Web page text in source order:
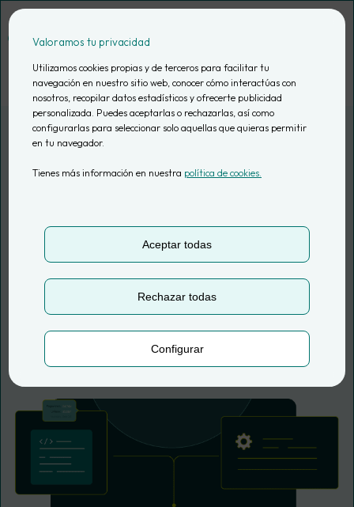
Valoramos tu privacidad
Utilizamos cookies propias y de terceros para facilitar tu
navegación en nuestro sitio web, conocer cómo interactúas con
nosotros, recopilar datos estadísticos y ofrecerte publicidad
personalizada. Puedes aceptarlas o rechazarlas, así como
configurarlas para seleccionar solo aquellas que quieras permitir
en tu navegador.
Tienes más información en nuestra política de cookies.
Aceptar todas
Rechazar todas
Configurar
Saltar
al
producto para la
plataforma de e-
learning